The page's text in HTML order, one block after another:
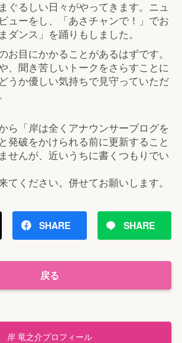
ぐるしい日々がやってきます。ニュ
ューをし、「あさチャンで！」でお
ダンス」を踊りもしました。
お目にかかることがあるはずです。
、聞き苦しいトークをさらすことに
うか優しい気持ちで見守っていただ
ら「岸は全くアナウンサーブログを
発破をかけられる前に更新すること
せんが、近いうちに書くつもりでい
てください。併せてお願いします。
SHARE SHARE
戻る
岸 竜之介プロフィール